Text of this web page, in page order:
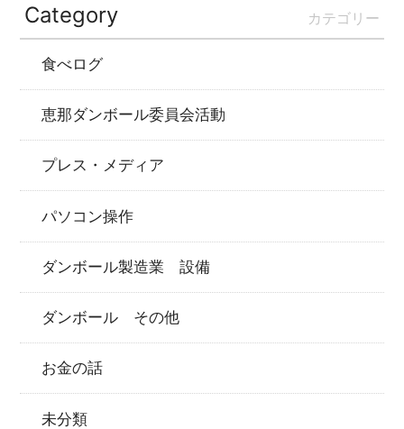
Category カテゴリー
食べログ
恵那ダンボール委員会活動
プレス・メディア
パソコン操作
ダンボール製造業 設備
ダンボール その他
お金の話
未分類